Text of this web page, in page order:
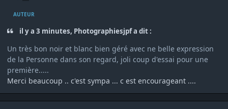
AUTEUR
il y a 3 minutes, Photographiesjpf a dit :
Un très bon noir et blanc bien géré avec ne belle expression
de la Personne dans son regard, joli coup d'essai pour une
première.....
Merci beaucoup .. c'est sympa ... c est encourageant ....